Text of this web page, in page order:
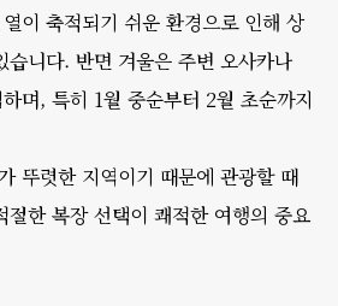
이 축적되기 쉬운 환경으로 인해 상
습니다. 반면 겨울은 주변 오사카나
며, 특히 1월 중순부터 2월 초순까지
뚜렷한 지역이기 때문에 관광할 때
절한 복장 선택이 쾌적한 여행의 중요